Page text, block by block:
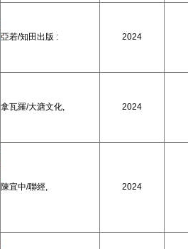
亞若/知田出版 : 2024
拿瓦羅/大溏文化, 2024
陳宜中/聯經, 2024